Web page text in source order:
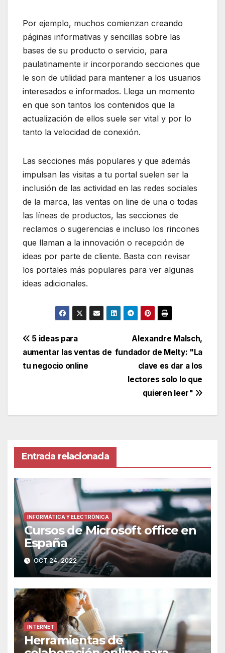
Por ejemplo, muchos comienzan creando
páginas informativas y sencillas sobre las
bases de su producto o servicio, para
paulatinamente ir incorporando secciones que
le son de utilidad para mantener a los usuarios
interesados e informados. Llega un momento
en que son tantos los contenidos que la
actualización de ellos suele ser vital y por lo
tanto la velocidad de conexión.
Las secciones más populares y que además
impulsan las visitas a tu portal suelen ser la
inclusión de las actividad en las redes sociales
de la marca, las ventas on line de una o todas
las líneas de productos, las secciones de
reclamos o sugerencias e incluso los rincones
que llaman a la innovación o recepción de
ideas por parte de cliente. Basta con revisar
los portales más populares para ver algunas
ideas adicionales.
Navegación
de
Alexandre Malsch,
fundador de Melty: "La
clave es dar a los
lectores solo lo que
quieren leer"
5 ideas para
aumentar las ventas de
tu negocio online
Entrada relacionada
INFORMÁTICA Y ELECTRÓNICA
Cursos de Microsoft office en
España
OCT 24, 2022
INTERNET
Herramientas de